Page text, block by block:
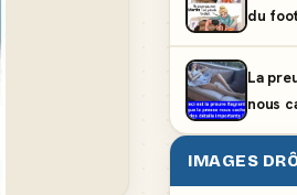
du
La
nous
IMAGES